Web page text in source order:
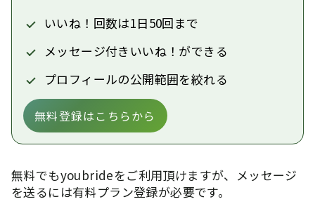
いいね！回数は1日50回まで
メッセージ付きいいね！ができる
プロフィールの公開範囲を絞れる
無料登録はこちらから
無料でもyoubrideをご利用頂けますが、メッセージ
を送るには有料プラン登録が必要です。